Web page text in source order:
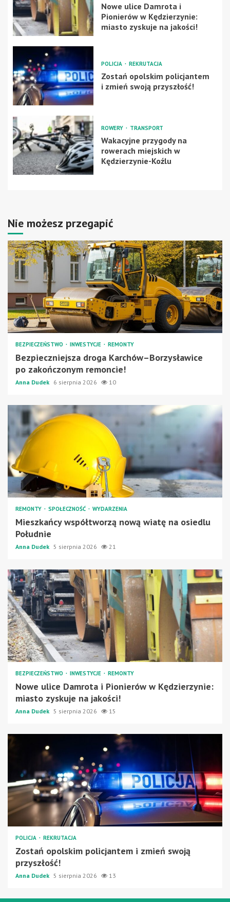
Nowe ulice Damrota i
Pionierów w Kędzierzynie:
miasto zyskuje na jakości!
POLICJA REKRUTACJA
Zostań opolskim policjantem
i zmień swoją przyszłość!
ROWERY TRANSPORT
Wakacyjne przygody na
rowerach miejskich w
Kędzierzynie-Koźlu
Nie możesz przegapić
BEZPIECZEŃSTWO INWESTYCJE REMONTY
Bezpieczniejsza droga Karchów–Borzysławice
po zakończonym remoncie!
Anna Dudek 6 sierpnia 2026 10
REMONTY SPOŁECZNOŚĆ WYDARZENIA
Mieszkańcy współtworzą nową wiatę na osiedlu
Południe
Anna Dudek 5 sierpnia 2026 21
BEZPIECZEŃSTWO INWESTYCJE REMONTY
Nowe ulice Damrota i Pionierów w Kędzierzynie:
miasto zyskuje na jakości!
Anna Dudek 5 sierpnia 2026 15
POLICJA REKRUTACJA
Zostań opolskim policjantem i zmień swoją
przyszłość!
Anna Dudek 5 sierpnia 2026 13